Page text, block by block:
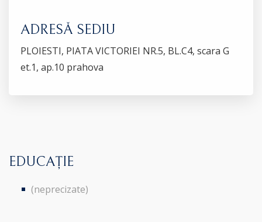
ADRESĂ SEDIU
PLOIESTI, PIATA VICTORIEI NR.5, BL.C4, scara G
et.1, ap.10 prahova
EDUCAȚIE
(neprecizate)